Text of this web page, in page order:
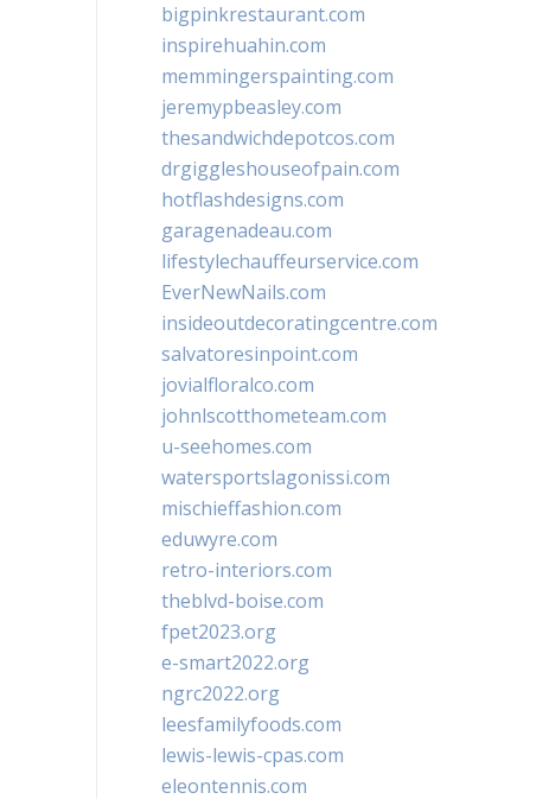
bigpinkrestaurant.com
inspirehuahin.com
memmingerspainting.com
jeremypbeasley.com
thesandwichdepotcos.com
drgiggleshouseofpain.com
hotflashdesigns.com
garagenadeau.com
lifestylechauffeurservice.com
EverNewNails.com
insideoutdecoratingcentre.com
salvatoresinpoint.com
jovialfloralco.com
johnlscotthometeam.com
u-seehomes.com
watersportslagonissi.com
mischieffashion.com
eduwyre.com
retro-interiors.com
theblvd-boise.com
fpet2023.org
e-smart2022.org
ngrc2022.org
leesfamilyfoods.com
lewis-lewis-cpas.com
eleontennis.com